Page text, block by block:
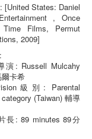
[United States: Daniel
, Once
Films, Permut
2009]
演: Russell Mulcahy
爾卡希
級別: Parental
(Taiwan) 輔導
長: 89 minutes 89分